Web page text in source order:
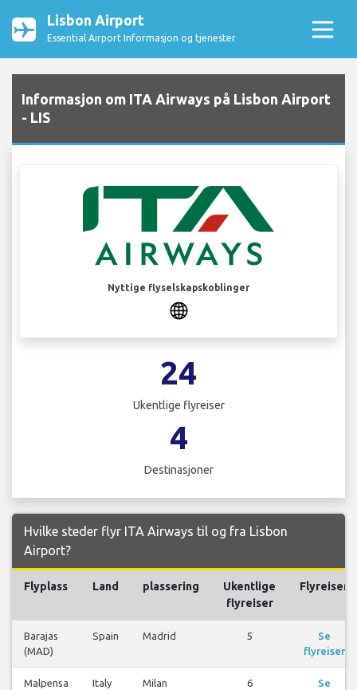
Lisbon Airport
Essential Airport Informasjon og tjenester
Informasjon om ITA Airways på Lisbon Airport
- LIS
Nyttige flyselskapskoblinger
24
Ukentlige flyreiser
4
Destinasjoner
Hvilke steder flyr ITA Airways til og fra Lisbon
Airport?
Flyplass Land plassering
Ukentlige
flyreiser
Flyreiser
Barajas
(MAD)
Spain Madrid 5
Se
flyreiser
Malpensa
Italy
Milan
6
Se